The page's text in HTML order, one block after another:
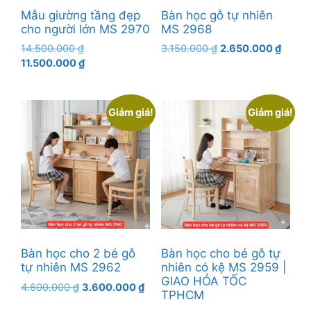
Mẫu giường tầng đẹp
cho người lớn MS 2970
14.500.000₫Giá
gốc
14.500.000 ₫.
11.500.000₫Giá
11.500.000 ₫.
Bàn học gỗ tự nhiên
MS 2968
3.150.000₫ Giá
3.150.000 ₫.
2.650.000₫Giá
Giảm giá!
Bàn học cho 2 bé gỗ
tự nhiên MS 2962
4.600.000₫ Giá
3.600.000₫Giá
Giảm giá!
Bàn học cho bé gỗ tự
nhiên có kệ MS 2959 |
GIAO HỎA TỐC
TPHCM